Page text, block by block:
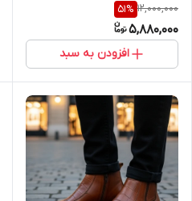
12,000,000
51%
5,880,000
افزودن به سبد